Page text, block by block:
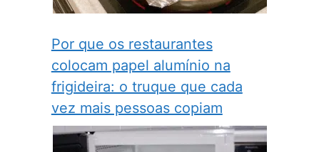
Por que os restaurantes
colocam papel alumínio na
frigideira: o truque que cada
vez mais pessoas copiam